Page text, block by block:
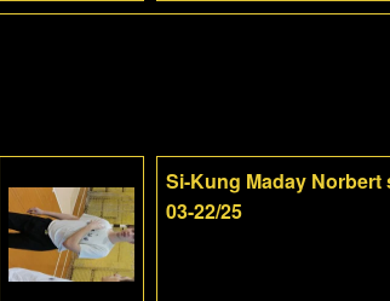
Si-Kung Maday Norbert
03-22/25